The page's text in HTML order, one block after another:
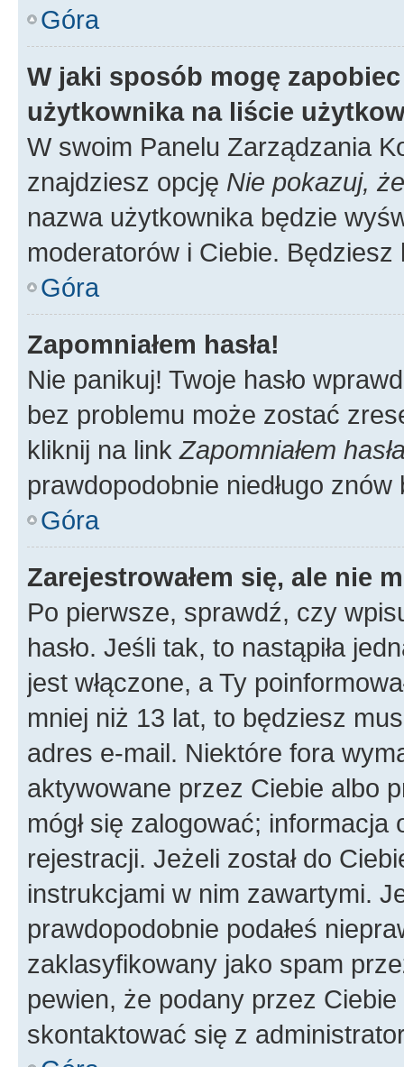
Góra
W jaki sposób mogę
użytkownika na liście
W swoim Panelu Zarządzania
znajdziesz opcję Nie pokazuj,
nazwa użytkownika będzie
moderatorów i Ciebie.
Góra
Zapomniałem hasła!
Nie panikuj! Twoje hasło
bez problemu może zostać
kliknij na linkZapomniałem
prawdopodobnie niedługo
Góra
Zarejestrowałem się, ale nie
Po pierwsze, sprawdź, czy
hasło. Jeśli tak, to nastąpiła
jest włączone, a Ty
mniej niż 13 lat, to będziesz
adres e-mail. Niektóre fora
aktywowane przez Ciebie albo
mógł się zalogować;
rejestracji. Jeżeli został do
instrukcjami w nim zawartymi.
prawdopodobnie podałeś
zaklasyfikowany jako spam
pewien, że podany przez
skontaktować się z